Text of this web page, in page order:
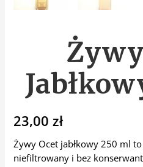
23,00zł
Żywy Ocet jabłkowy 250 ml
niefiltrowany i bez